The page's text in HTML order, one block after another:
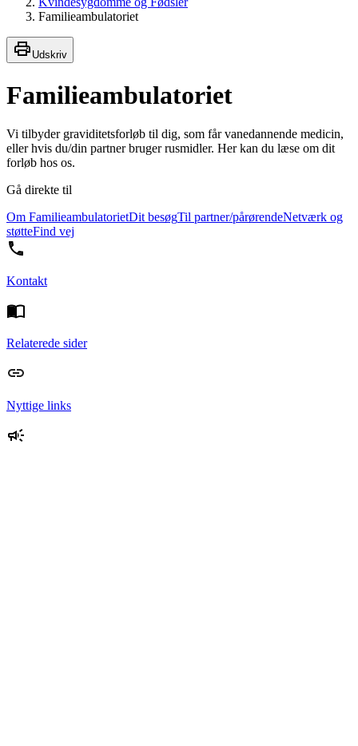
Familieambulatoriet
Udskriv
Familieambulatoriet
Vi tilbyder graviditetsforløb til dig, som får vanedannende medicin,
eller hvis du/din partner bruger rusmidler. Her kan du læse om dit
forløb hos os.
Gå direkte til
Om FamilieambulatorietDit besøgTil partner/pårørendeNetværk og
støtteFind vej
Kontakt
Relaterede sider
Nyttige links